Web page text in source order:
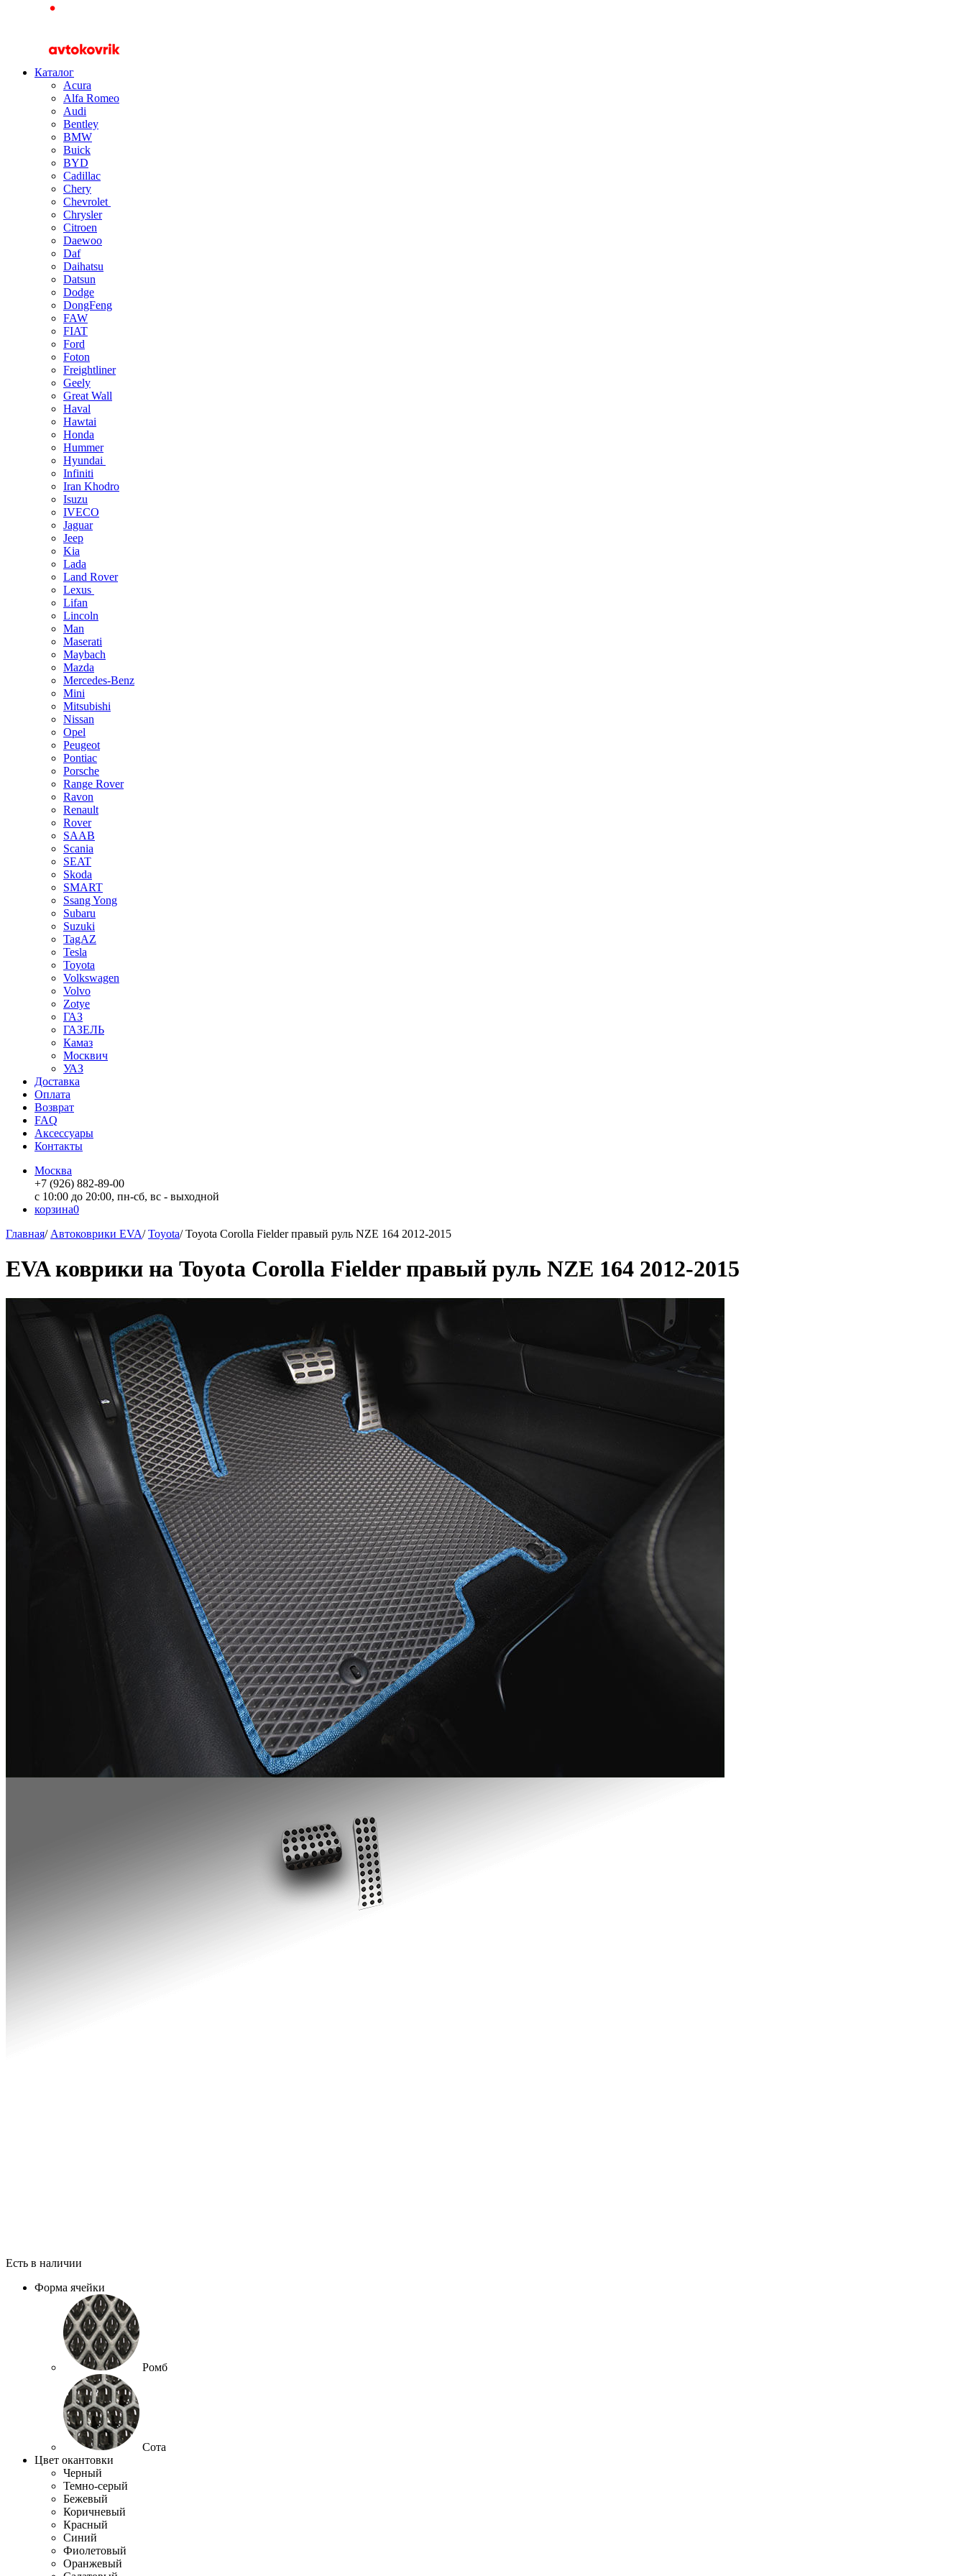
Каталог
Acura
Alfa Romeo
Audi
Bentley
BMW
Buick
BYD
Cadillac
Chery
Chevrolet
Chrysler
Citroen
Daewoo
Daf
Daihatsu
Datsun
Dodge
DongFeng
FAW
FIAT
Ford
Foton
Freightliner
Geely
Great Wall
Haval
Hawtai
Honda
Hummer
Hyundai
Infiniti
Iran Khodro
Isuzu
IVECO
Jaguar
Jeep
Kia
Lada
Land Rover
Lexus
Lifan
Lincoln
Man
Maserati
Maybach
Mazda
Mercedes-Benz
Mini
Mitsubishi
Nissan
Opel
Peugeot
Pontiac
Porsche
Range Rover
Ravon
Renault
Rover
SAAB
Scania
SEAT
Skoda
SMART
Ssang Yong
Subaru
Suzuki
TagAZ
Tesla
Toyota
Volkswagen
Volvo
Zotye
ГАЗ
ГАЗЕЛЬ
Камаз
Москвич
УАЗ
Доставка
Оплата
Возврат
FAQ
Аксессуары
Контакты
Москва
+7 (926) 882-89-00
с 10:00 до 20:00, пн-сб, вс - выходной
корзина0
Главная/ Автоковрики EVA/Toyota/Toyota Corolla Fielder правый руль NZE 164 2012-2015
EVA коврики на Toyota Corolla Fielder правый руль NZE 164 2012-2015
Есть в наличии
Форма ячейки
Ромб
Сота
Цвет окантовки
Черный
Темно-серый
Бежевый
Коричневый
Красный
Синий
Фиолетовый
Оранжевый